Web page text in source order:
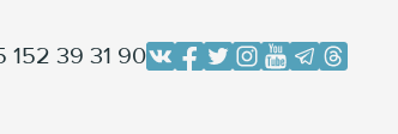
152 39 31 90